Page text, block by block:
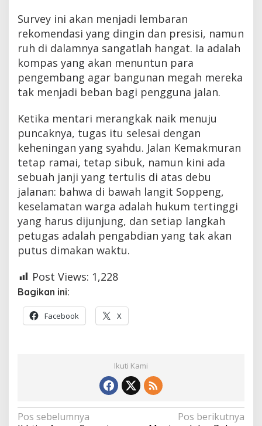
Survey ini akan menjadi lembaran
rekomendasi yang dingin dan presisi, namun
ruh di dalamnya sangatlah hangat. Ia adalah
kompas yang akan menuntun para
pengembang agar bangunan megah mereka
tak menjadi beban bagi pengguna jalan.
Ketika mentari merangkak naik menuju
puncaknya, tugas itu selesai dengan
keheningan yang syahdu. Jalan Kemakmuran
tetap ramai, tetap sibuk, namun kini ada
sebuah janji yang tertulis di atas debu
jalanan: bahwa di bawah langit Soppeng,
keselamatan warga adalah hukum tertinggi
yang harus dijunjung, dan setiap langkah
petugas adalah pengabdian yang tak akan
putus dimakan waktu.
Post Views: 1,228
Bagikan ini:
Facebook X
Ikuti Kami
Navigasi
Pos sebelumnya
Pos berikutnya